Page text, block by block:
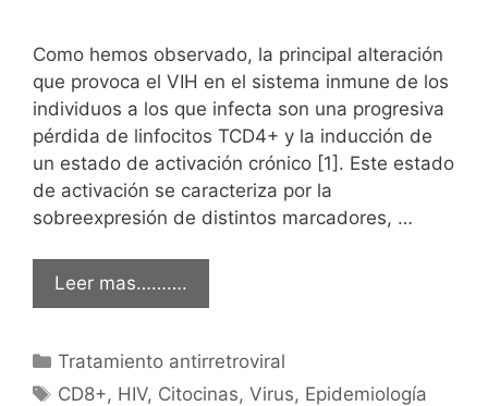
Como hemos observado, la principal alteración
que provoca el VIH en el sistema inmune de los
individuos a los que infecta son una progresiva
pérdida de linfocitos TCD4+ y la inducción de
un estado de activación crónico [1]. Este estado
de activación se caracteriza por la
sobreexpresión de distintos marcadores, …
Leer mas……….
Categorías
Tratamiento antirretroviral
Etiquetas
CD8+, HIV, Citocinas,Virus, Epidemiología